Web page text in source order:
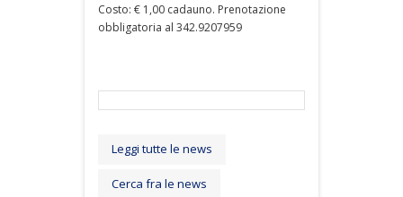
Costo: € 1,00 cadauno. Prenotazione
obbligatoria al 342.9207959
Leggi tutte le news
Cerca fra le news